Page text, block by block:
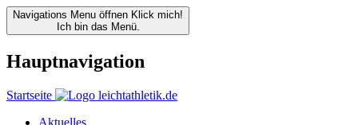
Navigations Menu öffnen Klick mich!
Ich bin das Menü.
Hauptnavigation
Startseite
Aktuelles